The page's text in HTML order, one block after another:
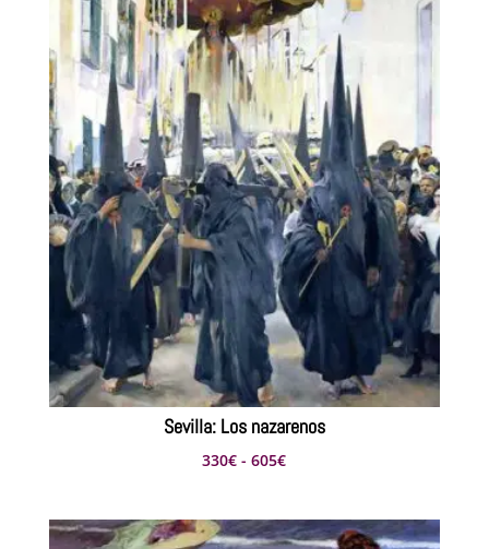
hasta
462€
Sevilla: Los nazarenos
330€ - 605€Rango
precios:
desde